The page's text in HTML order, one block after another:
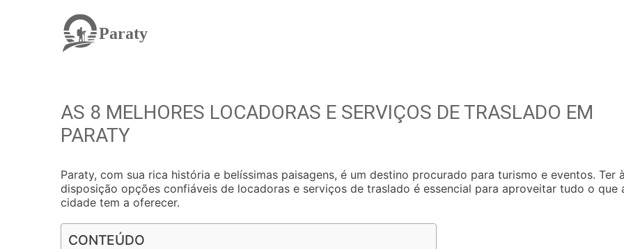
Paraty
AS 8 MELHORES LOCADORAS E SERVIÇOS DE TRASLADO EM
PARATY
Paraty, com sua rica história e belíssimas paisagens, é um destino procurado para turismo e eventos. Ter
disposição opções confiáveis de locadoras e serviços de traslado é essencial para aproveitar tudo o que
cidade tem a oferecer.
CONTEÚDO